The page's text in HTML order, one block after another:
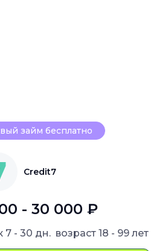
займ бесплатно
Credit7
- 30 000 ₽
7 - 30 дн. возраст 18 - 99 лет